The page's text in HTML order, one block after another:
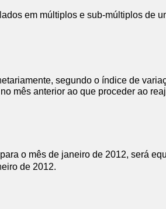
em múltiplos e sub-múltiplos de
segundo o índice de
mês anterior ao que proceder ao
para o mês de janeiro de 2012, será
de 2012.